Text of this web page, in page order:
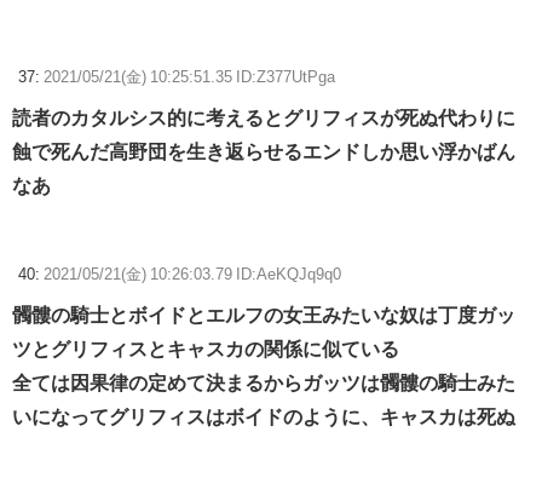
37: 2021/05/21(金) 10:25:51.35 ID:Z377UtPga
読者のカタルシス的に考えるとグリフィスが死ぬ代わりに
蝕で死んだ高野団を生き返らせるエンドしか思い浮かばん
なあ
40: 2021/05/21(金) 10:26:03.79 ID:AeKQJq9q0
髑髏の騎士とボイドとエルフの女王みたいな奴は丁度ガッ
ツとグリフィスとキャスカの関係に似ている
全ては因果律の定めて決まるからガッツは髑髏の騎士みた
いになってグリフィスはボイドのように、キャスカは死ぬ